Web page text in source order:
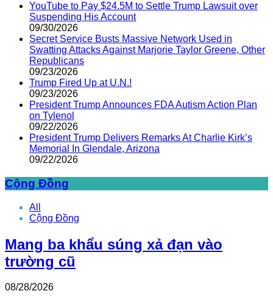
YouTube to Pay $24.5M to Settle Trump Lawsuit over
Suspending His Account
09/30/2026
Secret Service Busts Massive Network Used in
Swatting Attacks Against Marjorie Taylor Greene, Other
Republicans
09/23/2026
Trump Fired Up at U.N.!
09/23/2026
President Trump Announces FDA Autism Action Plan
on Tylenol
09/22/2026
President Trump Delivers Remarks At Charlie Kirk’s
Memorial In Glendale, Arizona
09/22/2026
Cộng Đồng
All
Cộng Đồng
Mang ba khẩu súng xả đạn vào
trường cũ
08/28/2026